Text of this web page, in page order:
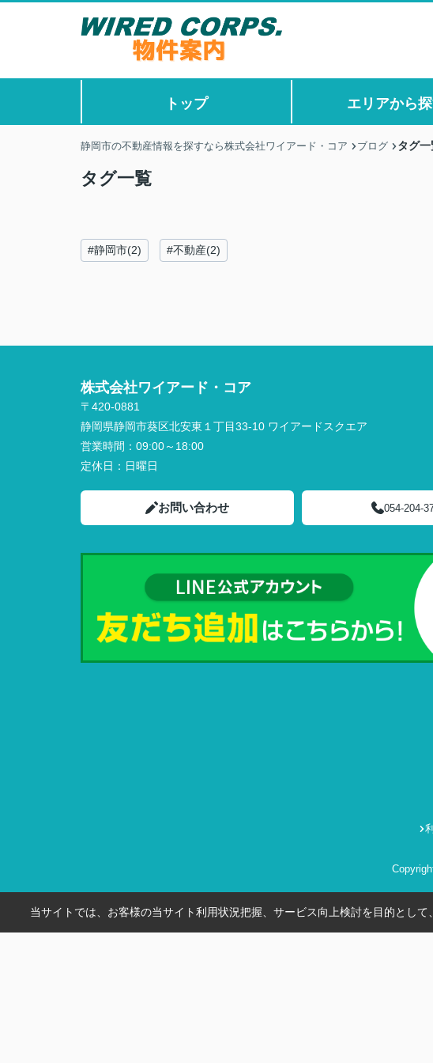
トップ エリアから
静岡市の不動産情報を探すなら株式会社ワイアード・コア ブログ タグ一
タグ一覧
#静岡市(2) #不動産(2)
株式会社ワイアード・コア
〒420-0881
静岡県静岡市葵区北安東１丁目33-10 ワイアードスクエア
営業時間： 09:00～18:00
定休日： 日曜日
お問い合わせ 054-204-
当サイトでは、お客様の当サイト利用状況把握、サービス向上検討を目的とし